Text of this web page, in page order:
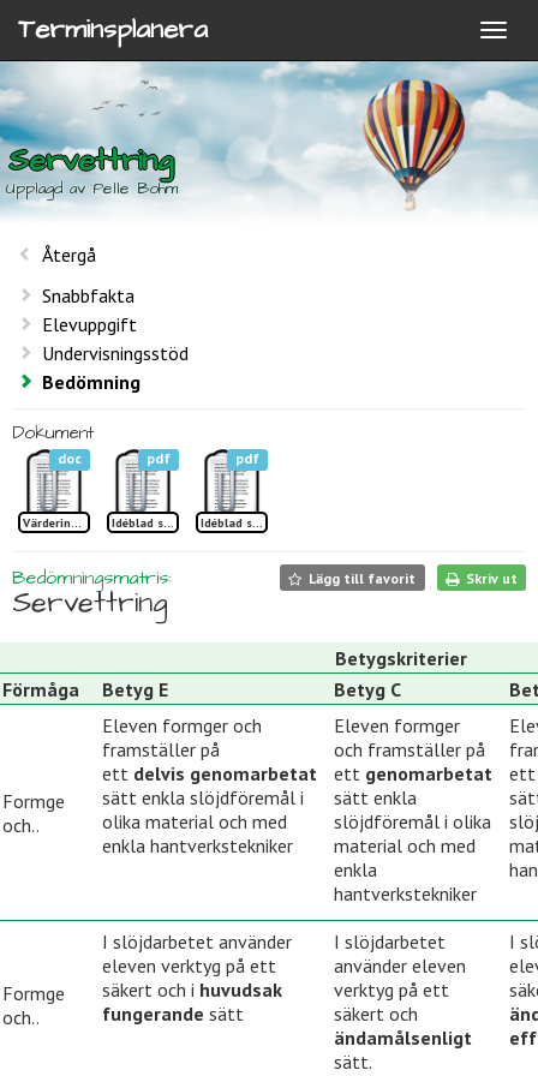
Terminsplanera
Servettring
Upplagd av Pelle Bohm
Återgå
Snabbfakta
Elevuppgift
Undervisningsstöd
Bedömning
Dokument
doc
Värdering Servettring
pdf
Idéblad servettring metall 2
pdf
Idéblad servettring metall 1
Lägg till favorit Skriv ut
Bedömningsmatris:
Servettring
Betygskriterier
Förmåga
Betyg E Betyg C
Formge
och..
Eleven formger och
framställer på
ett delvis genomarbetat
sätt enkla slöjdföremål i
olika material och med
enkla hantverkstekniker
Eleven formger
och framställer på
ett genomarbetat
sätt enkla
slöjdföremål i olika
material och med
enkla
hantverkstekniker
ett
Formge
och..
I slöjdarbetet använder
eleven verktyg på ett
säkert och i huvudsak
fungerande sätt
I slöjdarbetet
använder eleven
verktyg på ett
säkert och
ändamålsenligt
sätt.
I